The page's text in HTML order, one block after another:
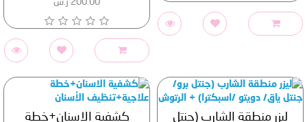
ليزر منطقة الشارب (جنتل
كشفية الاسنان+خطة